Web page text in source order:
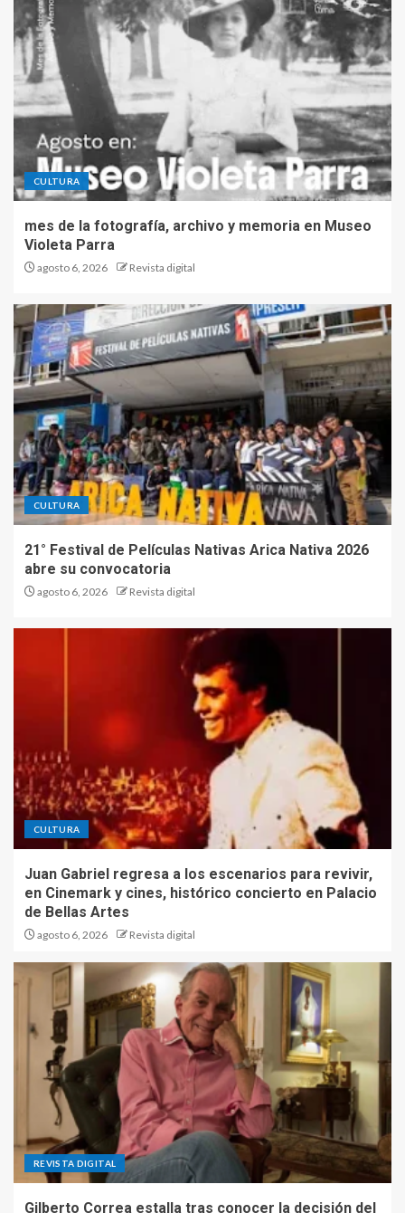
CULTURA
mes de la fotografía, archivo y memoria en Museo
Violeta Parra
agosto 6, 2026 Revista digital
CULTURA
21° Festival de Películas Nativas Arica Nativa 2026
abre su convocatoria
agosto 6, 2026 Revista digital
CULTURA
Juan Gabriel regresa a los escenarios para revivir,
en Cinemark y cines, histórico concierto en Palacio
de Bellas Artes
agosto 6, 2026 Revista digital
REVISTA DIGITAL
Gilberto Correa estalla tras conocer la decisión del